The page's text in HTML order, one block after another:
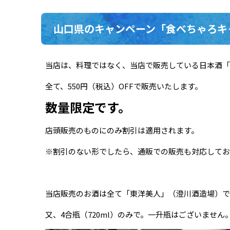
山口県のキャンペーン「食べちゃろ
当店は、料理ではなく、当店で販売している日本酒
全て、550円（税込）OFFで販売いたします。
数量限定です。
店頭販売のものにのみ割引は適用されます。
※割引のない形でしたら、通販での販売も対応して
当店販売のお酒は全て「東洋美人」（澄川酒造場）
又、4合瓶（720ml）のみで。一升瓶はございませ